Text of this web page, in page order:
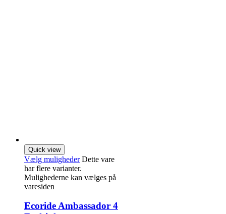
Quick view
Vælg muligheder Dette vare
har flere varianter.
Mulighederne kan vælges på
varesiden
Ecoride Ambassador 4